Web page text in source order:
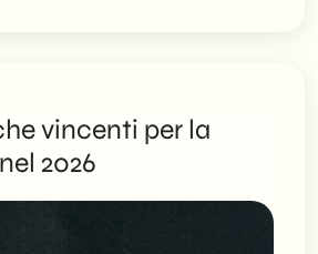
vincenti per la
2026